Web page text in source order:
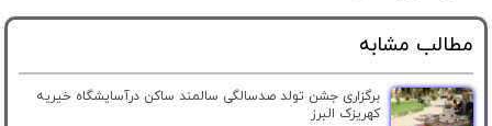
مطالب مشابه
برگزاری جشن تولد صدسالگی سالمند ساکن درآسایشگاه خیریه
کهریزک البرز